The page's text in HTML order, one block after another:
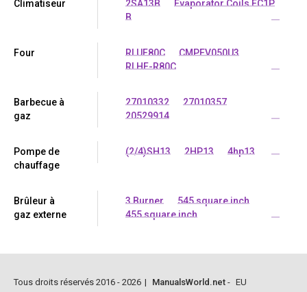
Climatiseur 2SA13B
Evaporator Coils EC1P
B
...
Four RLUF80C
CMPEV050U3
RLHF-R80C
...
Barbecue à
gaz
27010332
27010357
20529914
...
Pompe de
chauffage
(2/4)SH13 2HP13 4hp13 ...
Brûleur à
gaz externe
3 Burner
545 square inch
455 square inch
...
Tous droits réservés 2016 - 2026 | ManualsWorld.net - EU